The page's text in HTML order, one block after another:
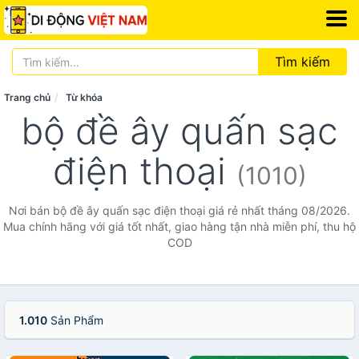
Tìm kiếm
Trang chủ Từ khóa
bộ đề ây quấn sạc
điện thoại (1010)
Nơi bán bộ đề ây quấn sạc điện thoại giá rẻ nhất tháng 08/2026.
Mua chính hãng với giá tốt nhất, giao hàng tận nhà miễn phí, thu hộ
COD
1.010 Sản Phẩm